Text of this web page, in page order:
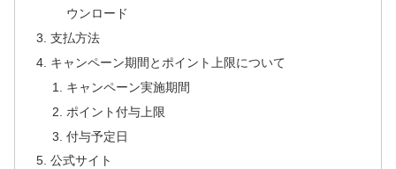
ウンロード
支払方法
キャンペーン期間とポイント上限について
キャンペーン実施期間
ポイント付与上限
付与予定日
公式サイト